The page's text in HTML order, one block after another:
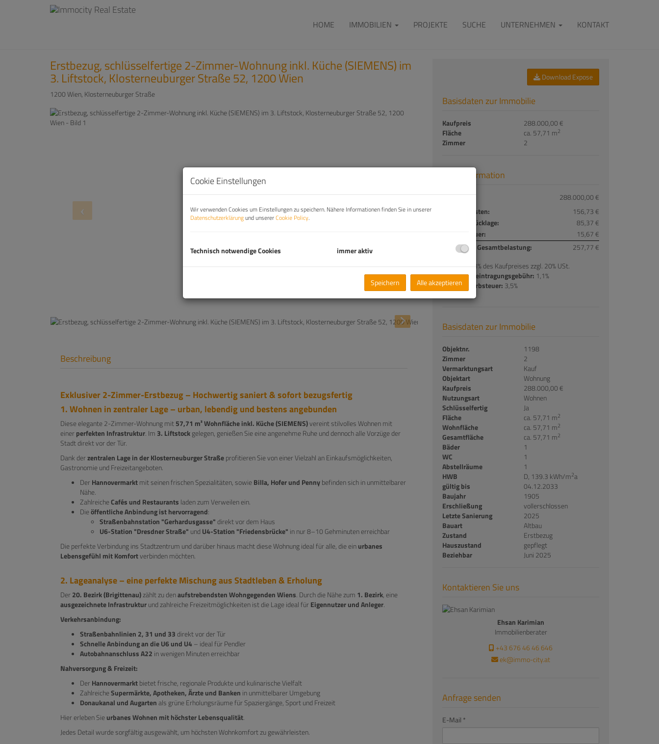
HOME IMMOBILIEN PROJEKTE SUCHE UNTERNEHMEN KONTAKT
Erstbezug, schlüsselfertige 2-Zimmer-Wohnung inkl. Küche (SIEMENS) im
3. Liftstock, Klosterneuburger Straße 52, 1200 Wien
1200 Wien, Klosterneuburger Straße
Beschreibung
Exklusiver 2-Zimmer-Erstbezug – Hochwertig saniert & sofort bezugsfertig
1. Wohnen in zentraler Lage – urban, lebendig und bestens angebunden
Diese elegante 2-Zimmer-Wohnung mit57,71 m² Wohnfläche inkl. Küche (SIEMENS)vereint stilvolles Wohnen mit
einerperfekten Infrastruktur. Im 3. Liftstockgelegen, genießen Sie eine angenehme Ruhe und dennoch alle Vorzüge der
Stadt direkt vor der Tür.
Dank derzentralen Lage in der Klosterneuburger Straßeprofitieren Sie von einer Vielzahl an Einkaufsmöglichkeiten,
Gastronomie und Freizeitangeboten.
DerHannovermarktmit seinen frischen Spezialitäten, sowieBilla, Hofer und Pennybefinden sich in unmittelbarer
Nähe.
ZahlreicheCafés und Restaurants laden zum Verweilen ein.
Dieöffentliche Anbindung ist hervorragend:
Straßenbahnstation "Gerhardusgasse" direkt vor dem Haus
U6-Station "Dresdner Straße" undU4-Station "Friedensbrücke" in nur 8–10 Gehminuten erreichbar
Die perfekte Verbindung ins Stadtzentrum und darüber hinaus macht diese Wohnung ideal für alle, die einurbanes
Lebensgefühl mit Komfortverbinden möchten.
2. Lageanalyse – eine perfekte Mischung aus Stadtleben & Erholung
Der20. Bezirk (Brigittenau)zählt zu denaufstrebendsten Wohngegenden Wiens. Durch die Nähe zum 1. Bezirk, eine
ausgezeichnete Infrastrukturund zahlreiche Freizeitmöglichkeiten ist die Lage ideal fürEigennutzer und Anleger.
Verkehrsanbindung:
Straßenbahnlinien 2, 31 und 33 direkt vor der Tür
Schnelle Anbindung an die U6 und U4– ideal für Pendler
Autobahnanschluss A22 in wenigen Minuten erreichbar
Nahversorgung & Freizeit:
DerHannovermarktbietet frische, regionale Produkte und kulinarische Vielfalt
ZahlreicheSupermärkte, Apotheken, Ärzte und Banken in unmittelbarer Umgebung
Donaukanal und Augartenals grüne Erholungsräume für Spaziergänge, Sport und Freizeit
Hier erleben Sieurbanes Wohnen mit höchster Lebensqualität.
Jedes Detail wurde sorgfältig ausgewählt, um höchsten Wohnkomfort zu gewährleisten.
Download Expose
Basisdaten zur Immobilie
Kaufpreis
288.000,00 €
Fläche
ca. 57,71 m2
Zimmer 2
Preisinformation
Kaufpreis:
288.000,00 €
Betriebskosten:
156,73 €
Reparaturrücklage:
85,37 €
Umsatzsteuer:
15,67 €
monatliche Gesamtbelastung:
257,77 €
Provision:3% des Kaufpreises zzgl. 20% USt.
Grundbucheintragungsgebühr: 1,1%
Grunderwerbsteuer: 3,5%
Basisdaten zur Immobilie
Objektnr.
1198
Zimmer
2
Vermarktungsart
Kauf
Objektart
Wohnung
Kaufpreis
288.000,00 €
Nutzungsart
Wohnen
Schlüsselfertig
Ja
Fläche
ca. 57,71 m2
Wohnfläche ca. 57,71 m2
Gesamtfläche ca. 57,71 m2
Bäder
1
WC
1
Abstellräume
1
HWB
D, 139.3 kWh/m2a
gültig bis
04.12.2033
Baujahr
1905
Erschließung
vollerschlossen
Letzte Sanierung
2025
Bauart
Altbau
Zustand
Erstbezug
Hauszustand
gepflegt
Beziehbar
Juni 2025
Kontaktieren Sie uns
Ehsan Karimian
Immobilienberater
+43 676 46 46 646
ek@immo-city.at
Anfrage senden
E-Mail
Cookie Einstellungen
Wir verwenden Cookies um Einstellungen zu speichern. Nähere Informationen finden Sie in unserer
Datenschutzerklärungund unsererCookie Policy.
Technisch notwendige Cookies immer aktiv
Speichern Alle akzeptieren